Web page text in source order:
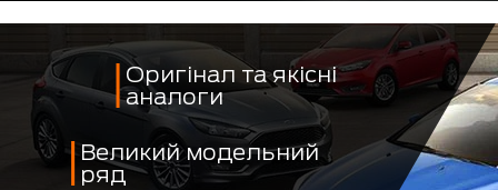
Оригінал та якісні
аналоги
Великий модельний
ряд